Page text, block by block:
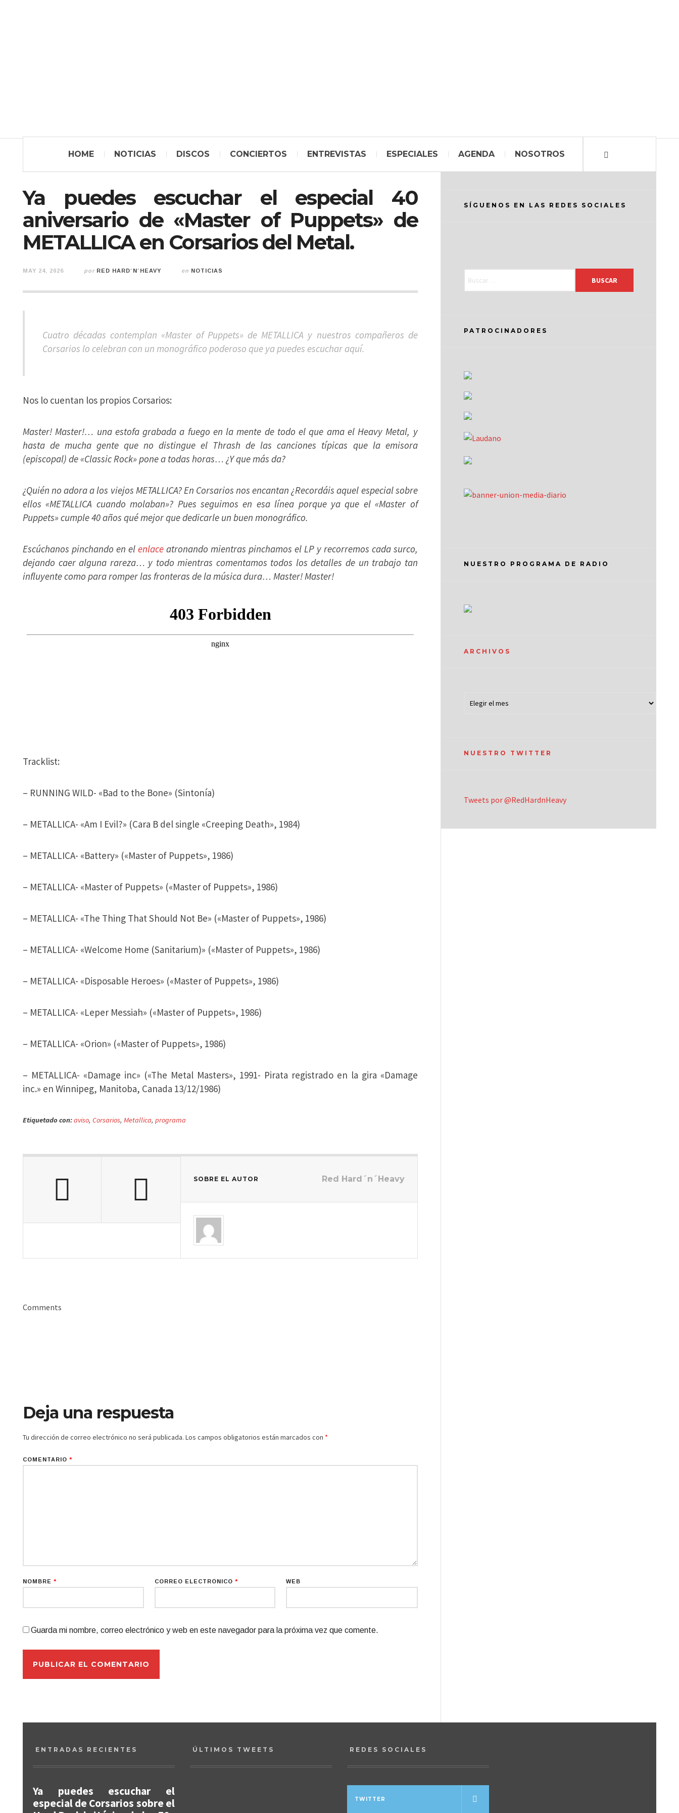
HOME NOTICIAS DISCOS CONCIERTOS ENTREVISTAS ESPECIALES AGENDA NOSOTROS
Ya puedes escuchar el especial 40
aniversario de «Master of Puppets» de
METALLICA en Corsarios del Metal.
MAY 24, 2026 por RED HARD´N´HEAVY en NOTICIAS
Cuatro décadas contemplan «Master of Puppets» de METALLICA y nuestros compañeros de
Corsarios lo celebran con un monográfico poderoso que ya puedes escuchar aquí.
Nos lo cuentan los propios Corsarios:
Master! Master!… una estofa grabada a fuego en la mente de todo el que ama el Heavy Metal, y
hasta de mucha gente que no distingue el Thrash de las canciones típicas que la emisora
(episcopal) de «Classic Rock» pone a todas horas… ¿Y que más da?
¿Quién no adora a los viejos METALLICA? En Corsarios nos encantan ¿Recordáis aquel especial sobre
ellos «METALLICA cuando molaban»? Pues seguimos en esa línea porque ya que el «Master of
Puppets» cumple 40 años qué mejor que dedicarle un buen monográfico.
Escúchanos pinchando en elenlaceatronando mientras pinchamos el LP y recorremos cada surco,
dejando caer alguna rareza… y todo mientras comentamos todos los detalles de un trabajo tan
influyente como para romper las fronteras de la música dura… Master! Master!
Tracklist:
– RUNNING WILD- «Bad to the Bone» (Sintonía)
– METALLICA- «Am I Evil?» (Cara B del single «Creeping Death», 1984)
– METALLICA- «Battery» («Master of Puppets», 1986)
– METALLICA- «Master of Puppets» («Master of Puppets», 1986)
– METALLICA- «The Thing That Should Not Be» («Master of Puppets», 1986)
– METALLICA- «Welcome Home (Sanitarium)» («Master of Puppets», 1986)
– METALLICA- «Disposable Heroes» («Master of Puppets», 1986)
– METALLICA- «Leper Messiah» («Master of Puppets», 1986)
– METALLICA- «Orion» («Master of Puppets», 1986)
– METALLICA- «Damage inc» («The Metal Masters», 1991- Pirata registrado en la gira «Damage
inc.» en Winnipeg, Manitoba, Canada 13/12/1986)
Etiquetado con:aviso, Corsarios, Metallica, programa
SOBRE EL AUTOR Red Hard´n´Heavy
Comments
Deja una respuesta
Tu dirección de correo electrónico no será publicada. Los campos obligatorios están marcados con *
COMENTARIO *
NOMBRE * CORREO ELECTRÓNICO * WEB
Guarda mi nombre, correo electrónico y web en este navegador para la próxima vez que comente.
SÍGUENOS EN LAS REDES SOCIALES
PATROCINADORES
NUESTRO PROGRAMA DE RADIO
ARCHIVOS
NUESTRO TWITTER
Tweets por @RedHardnHeavy
ENTRADAS RECIENTES
Ya puedes escuchar el
especial de Corsarios sobre el
ÚLTIMOS TWEETS REDES SOCIALES
TWITTER